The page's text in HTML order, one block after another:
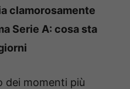
clamorosamente
Serie A: cosa sta
dei momenti più